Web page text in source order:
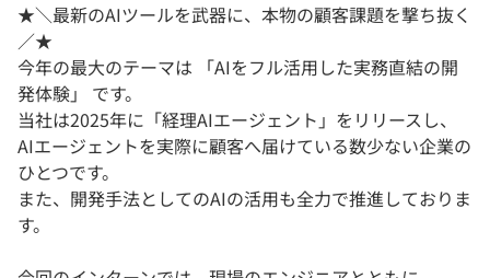
★＼最新のAIツールを武器に、本物の顧客課題を撃ち抜く
／★
今年の最大のテーマは 「AIをフル活用した実務直結の開
発体験」 です。
当社は2025年に「経理AIエージェント」をリリースし、
AIエージェントを実際に顧客へ届けている数少ない企業の
ひとつです。
また、開発手法としてのAIの活用も全力で推進しておりま
す。